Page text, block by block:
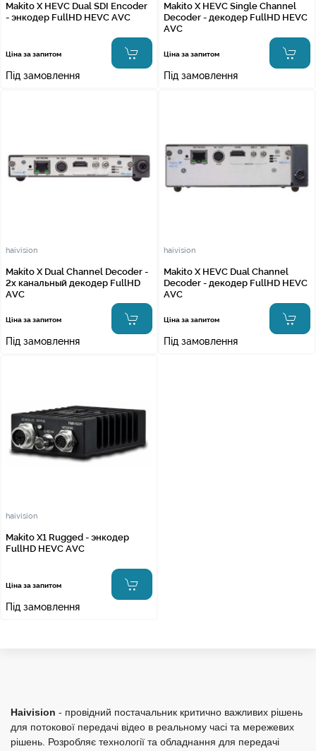
Makito X HEVC Dual SDI Encoder
- энкодер FullHD HEVC AVC
Ціна за запитом
Під замовлення
Makito X HEVC Single Channel
Decoder - декодер FullHD HEVC
AVC
Ціна за запитом
Під замовлення
haivision
Makito X Dual Channel Decoder -
2х канальный декодер FullHD
AVC
Ціна за запитом
Під замовлення
haivision
Makito X HEVC Dual Channel
Decoder - декодер FullHD HEVC
AVC
Ціна за запитом
Під замовлення
haivision
Makito X1 Rugged - энкодер
FullHD HEVC AVC
Ціна за запитом
Під замовлення
Haivision - провідний постачальник критично важливих рішень
для потокової передачі відео в реальному часі та мережевих
рішень. Розробляє технології та обладнання для передачі